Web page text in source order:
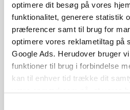
optimere dit besøg på vores
funktionalitet, generere statistik
præferencer samt til brug for
optimere vores reklametiltag på
Google Ads. Herudover bruger
funktioner til brug i forbindelse
kan til enhver tid trække dit
det betyder at være
at skolens ansatte
kan’-kultur (på engelsk
culture)
På elevplanet skal skolen
ordblinde elevers selvtillid.